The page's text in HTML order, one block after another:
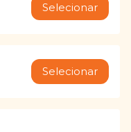
Selecionar
Selecionar